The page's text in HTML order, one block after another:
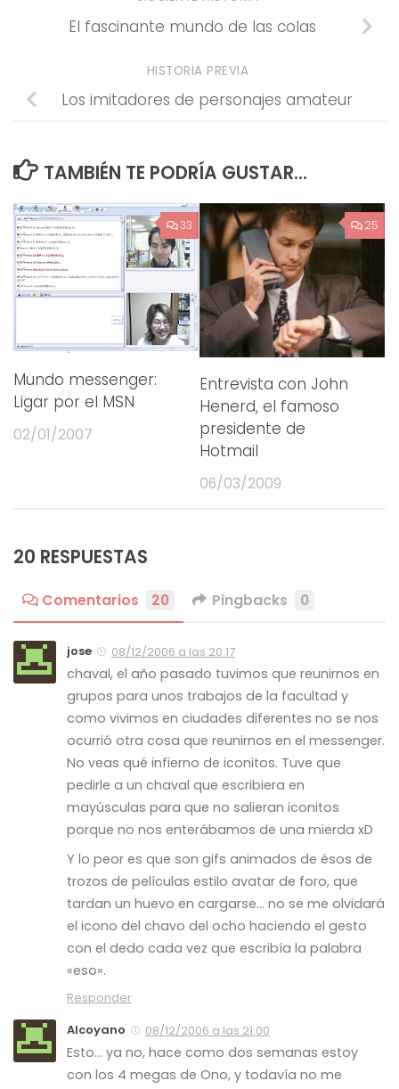
El fascinante mundo de las colas
HISTORIA PREVIA
Los imitadores de personajes amateur
TAMBIÉN TE PODRÍA GUSTAR...
33
Mundo messenger:
Ligar por el MSN
02/01/2007
25
Entrevista con John
Henerd, el famoso
presidente de
Hotmail
06/03/2009
20 RESPUESTAS
Comentarios 20 Pingbacks 0
jose 08/12/2006 a las 20:17
chaval, el año pasado tuvimos que reunirnos en
grupos para unos trabajos de la facultad y
como vivimos en ciudades diferentes no se nos
ocurrió otra cosa que reunirnos en el messenger.
No veas qué infierno de iconitos. Tuve que
pedirle a un chaval que escribiera en
mayúsculas para que no salieran iconitos
porque no nos enterábamos de una mierda xD
Y lo peor es que son gifs animados de ésos de
trozos de películas estilo avatar de foro, que
tardan un huevo en cargarse… no se me olvidará
el icono del chavo del ocho haciendo el gesto
con el dedo cada vez que escribía la palabra
«eso».
Responder
Alcoyano
08/12/2006 a las 21:00
Esto… ya no, hace como dos semanas estoy
con los 4 megas de Ono, y todavía no me